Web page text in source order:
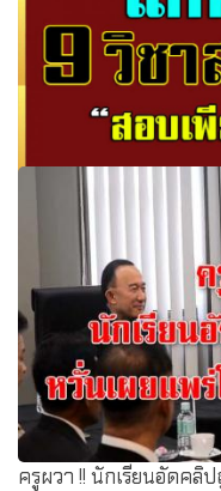
เปิดตารางสมัครแกต-แ
เดียว สมัคร 22 พ.ย.-
ครูผวา !! นักเรียนอัดคลิ